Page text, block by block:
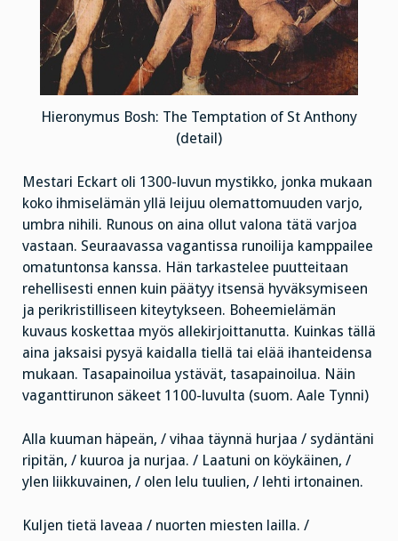
Hieronymus Bosh: The Temptation of St Anthony
(detail)
Mestari Eckart oli 1300-luvun mystikko, jonka mukaan
koko ihmiselämän yllä leijuu olemattomuuden varjo,
umbra nihili. Runous on aina ollut valona tätä varjoa
vastaan. Seuraavassa vagantissa runoilija kamppailee
omatuntonsa kanssa. Hän tarkastelee puutteitaan
rehellisesti ennen kuin päätyy itsensä hyväksymiseen
ja perikristilliseen kiteytykseen. Boheemielämän
kuvaus koskettaa myös allekirjoittanutta. Kuinkas tällä
aina jaksaisi pysyä kaidalla tiellä tai elää ihanteidensa
mukaan. Tasapainoilua ystävät, tasapainoilua. Näin
vaganttirunon säkeet 1100-luvulta (suom. Aale Tynni)
Alla kuuman häpeän, / vihaa täynnä hurjaa / sydäntäni
ripitän, / kuuroa ja nurjaa. / Laatuni on köykäinen, /
ylen liikkuvainen, / olen lelu tuulien, / lehti irtonainen.
Kuljen tietä laveaa / nuorten miesten lailla. /